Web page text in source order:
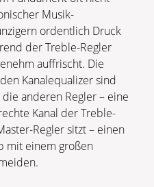
Musik-
ordentlich Druck
der Treble-Regler
auffrischt. Die
Kanalequalizer sind
anderen Regler – eine
Kanal der Treble-
Regler sitzt – einen
mit einem großen